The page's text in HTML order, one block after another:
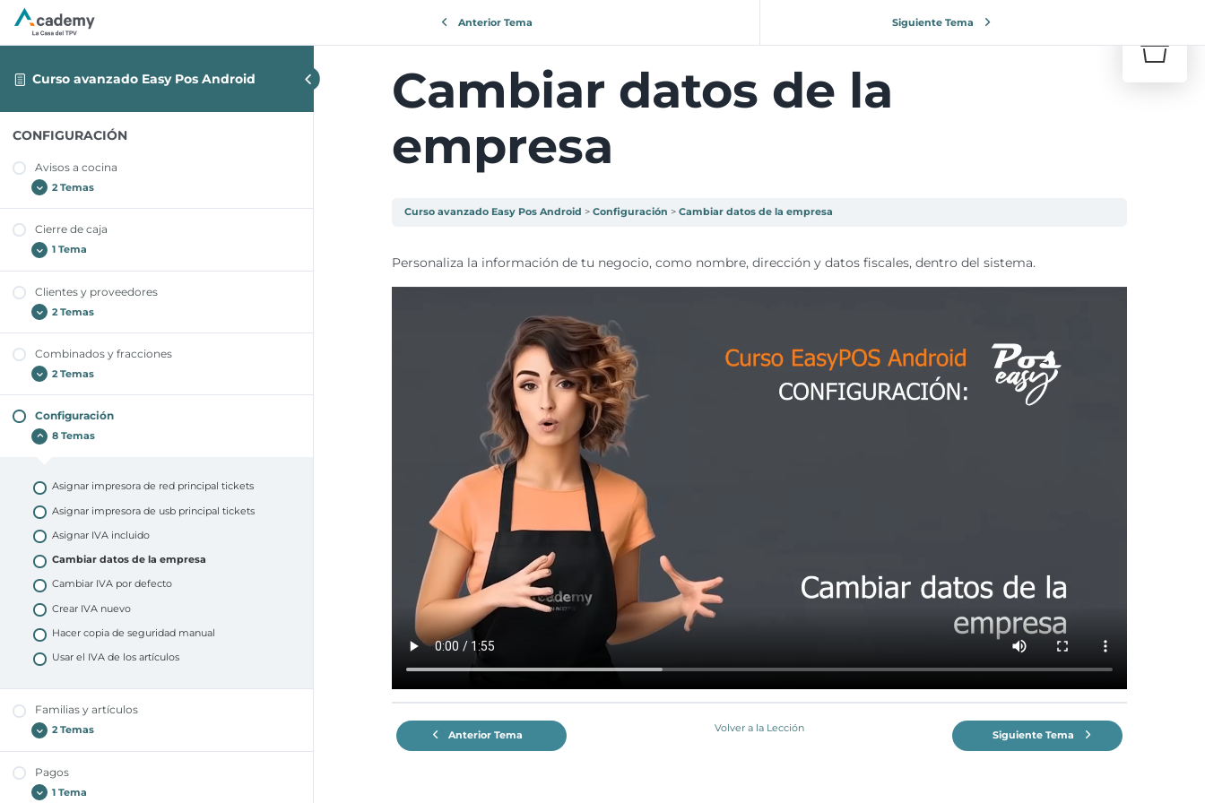
Curso avanzado Easy Pos Android
CONFIGURACIÓN
Avisos a cocina
2 Temas
Aviso a cocina escrito
Cierre de caja
1 Tema
Cierre de caja arqueo Z
Clientes y proveedores
2 Temas
Creación de clientes
Combinados y fracciones
2 Temas
Crear y aplicar combinados
Configuración
8 Temas
Asignar impresora de red principal tickets
Asignar impresora de usb principal tickets
Asignar IVA incluido
Cambiar datos de la empresa
Cambiar IVA por defecto
Crear IVA nuevo
Hacer copia de seguridad manual
Usar el IVA de los artículos
Familias y artículos
2 Temas
Crear artículo
Pagos
1 Tema
Anterior Tema Siguiente Tema
Cambiar datos de la
empresa
Curso avanzado Easy Pos Android Configuración Cambiar datos de la empresa
Personaliza la información de tu negocio, como nombre, dirección y datos fiscales, dentro del sistema.
Anterior Tema
Volver a la Lección
Siguiente Tema